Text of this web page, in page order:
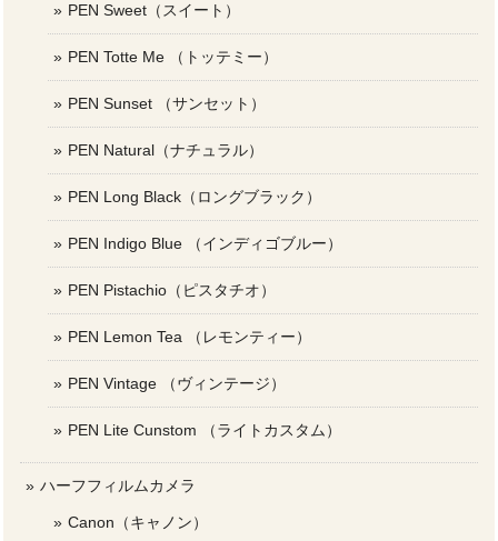
PEN Sweet（スイート）
PEN Totte Me （トッテミー）
PEN Sunset （サンセット）
PEN Natural（ナチュラル）
PEN Long Black（ロングブラック）
PEN Indigo Blue （インディゴブルー）
PEN Pistachio（ピスタチオ）
PEN Lemon Tea （レモンティー）
PEN Vintage （ヴィンテージ）
PEN Lite Cunstom （ライトカスタム）
ハーフフィルムカメラ
Canon（キャノン）